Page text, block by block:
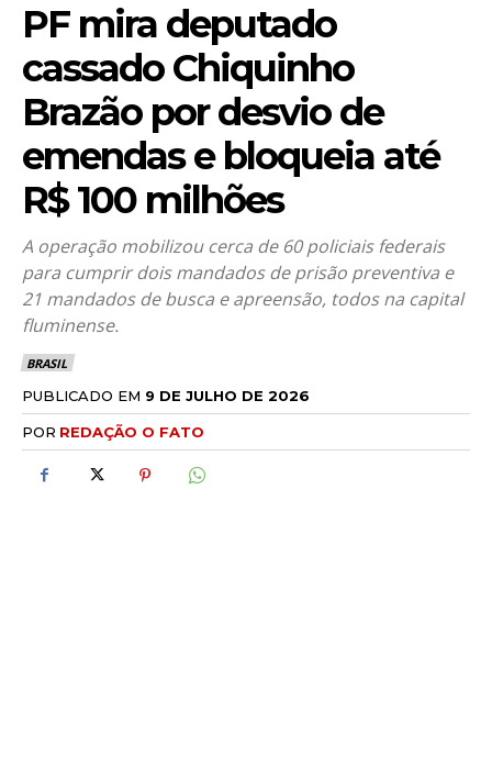
PF mira deputado
cassado Chiquinho
Brazão por desvio de
emendas e bloqueia até
R$ 100 milhões
A operação mobilizou cerca de 60 policiais federais
para cumprir dois mandados de prisão preventiva e
21 mandados de busca e apreensão, todos na capital
fluminense.
BRASIL
PUBLICADO EM 9 DE JULHO DE 2026
POR REDAÇÃO O FATO